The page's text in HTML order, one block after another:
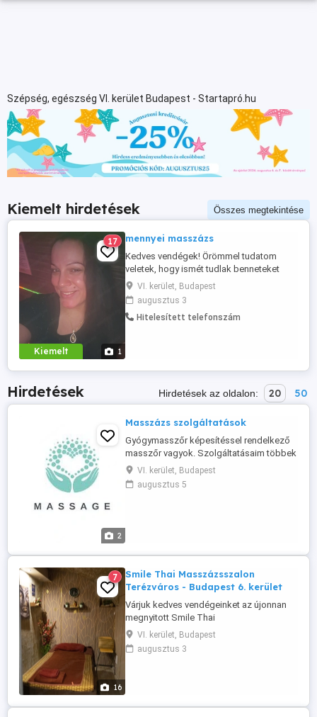
Szépség, egészség VI. kerület Budapest - Startapró.hu
Kiemelt hirdetések Összes megtekintése
Kiemelt 1
17 mennyei masszázs
Kedves vendégek! Örömmel tudatom
veletek, hogy ismét tudlak benneteket
fogadni. Szép, tiszta és nagyon kellemes
környezetben tudtok a kezeim között el
lazulni. Természetesen a zuhanyzási
lehetőség adott. A nagy melegben hideg
VI. kerület, Budapest
augusztus 3
Hitelesített telefonszám
Hirdetések Hirdetések az oldalon: 20 50
2
Masszázs szolgáltatások
Gyógymasszőr képesítéssel rendelkező
masszőr vagyok. Szolgáltatásaim többek
között: svédmasszázs,sportmasszázs,
frissítő masszázs, relax masszázs, cellulit
kezelés, köpöly terápia, triggerpont
VI. kerület, Budapest
augusztus 5
16
7
Smile Thai Masszázsszalon
Terézváros - Budapest 6. kerület
Várjuk kedves vendégeinket az újonnan
megnyitott Smile Thai
Masszázszalonban, Terézváros szívében
- Budapesten a 6. kerületben - - a
kikapcsolódni, feltöltődni vágyókat,
masszázsszobával, 2 masszázsfotel ...
VI. kerület, Budapest
augusztus 3